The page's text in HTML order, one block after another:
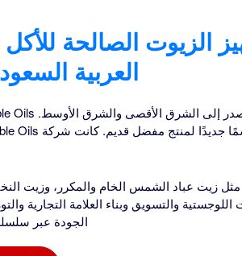
الزيوت الصالحة
العربية
مثل زيت عباد الشمس الخام والمكرر، وزيت
والتسويق وبناء العلامة التجارية
الجودة عبر